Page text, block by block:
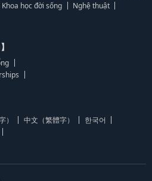
Khoa học đời sống
Nghệ thuật
） 中文（繁體字）
한국어